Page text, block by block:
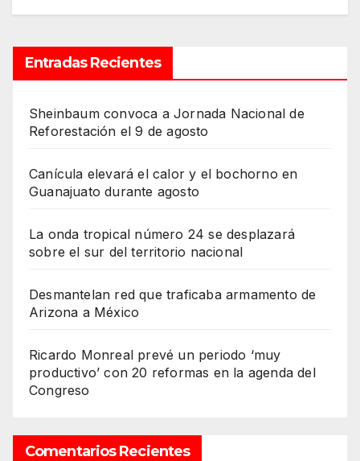
Entradas Recientes
Sheinbaum convoca a Jornada Nacional de
Reforestación el 9 de agosto
Canícula elevará el calor y el bochorno en
Guanajuato durante agosto
La onda tropical número 24 se desplazará
sobre el sur del territorio nacional
Desmantelan red que traficaba armamento de
Arizona a México
Ricardo Monreal prevé un periodo ‘muy
productivo’ con 20 reformas en la agenda del
Congreso
Comentarios Recientes